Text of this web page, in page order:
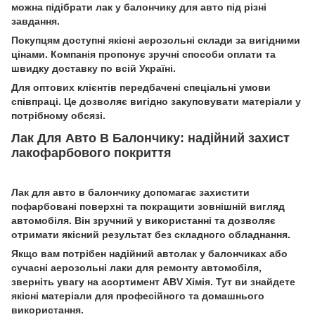
можна підібрати лак у балончику для авто під різні
завдання.
Покупцям доступні якісні аерозольні склади за вигідними
цінами. Компанія пропонує зручні способи оплати та
швидку доставку по всій Україні.
Для оптових клієнтів передбачені спеціальні умови
співпраці. Це дозволяє вигідно закуповувати матеріали у
потрібному обсязі.
Лак Для Авто В Балончику: надійний захист
лакофарбового покриття
Лак для авто в балончику допомагає захистити
пофарбовані поверхні та покращити зовнішній вигляд
автомобіля. Він зручний у використанні та дозволяє
отримати якісний результат без складного обладнання.
Якщо вам потрібен надійний автолак у балончиках або
сучасні аерозольні лаки для ремонту автомобіля,
зверніть увагу на асортимент ABV Хімія. Тут ви знайдете
якісні матеріали для професійного та домашнього
використання.